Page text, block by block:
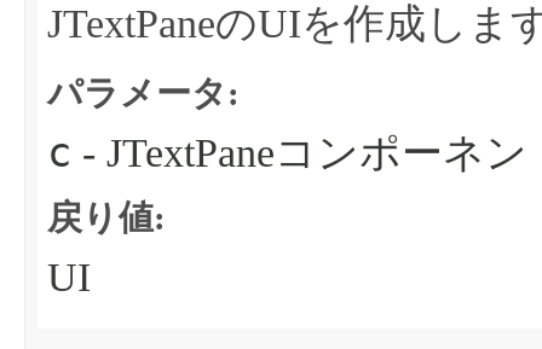
JTextPaneのUIを作成しま
パラメータ:
c - JTextPaneコンポーネン
戻り値:
UI